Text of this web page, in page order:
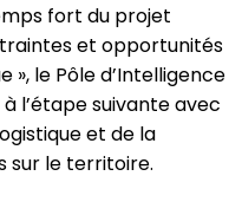
fort du projet
et opportunités
le Pôle d’Intelligence
l’étape suivante avec
et de la
sur le territoire.